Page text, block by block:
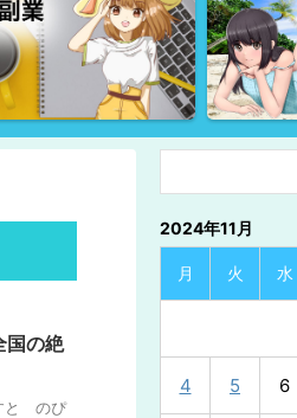
国の絶
と のぴ
2024年11月
月 火 水
4 5 6